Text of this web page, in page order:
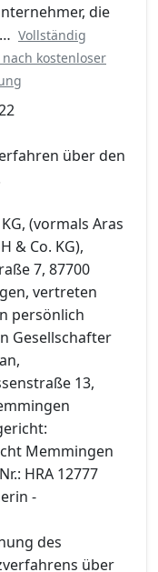
die
Vollständig
kostenloser
über den
(vormals Aras
& Co. KG),
7, 87700
vertreten
persönlich
Gesellschafter
13,
Memmingen
HRA 12777
-
des
über